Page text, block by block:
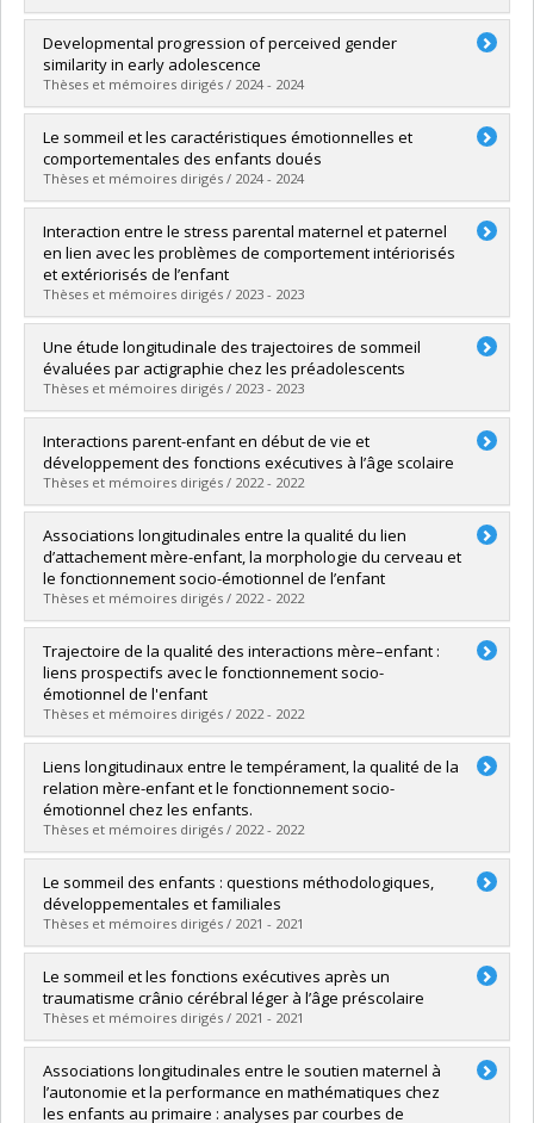
Graduate :Marquis-Brideau, Camille
Cycle :Doctoral
Grade :Ph. D.
Lien vers le document dans Papyrus
Developmental progression of perceived gender
similarity in early adolescence
Thèses et mémoires dirigés / 2024 - 2024
Graduate :Leclerc, Gabrielle
Cycle :Master's
Grade :M. Sc.
Lien vers le document dans Papyrus
Le sommeil et les caractéristiques émotionnelles et
comportementales des enfants doués
Thèses et mémoires dirigés / 2024 - 2024
Graduate :Bastien, Laurianne
Cycle : Doctoral
Grade :Ph. D.
Lien vers le document dans Papyrus
Interaction entre le stress parental maternel et paternel
en lien avec les problèmes de comportement intériorisés
et extériorisés de l’enfant
Thèses et mémoires dirigés / 2023 - 2023
Graduate :Lapolice Thériault, Rose
Cycle :Master's
Grade :M. Sc.
Lien vers le document dans Papyrus
Une étude longitudinale des trajectoires de sommeil
évaluées par actigraphie chez les préadolescents
Thèses et mémoires dirigés / 2023 - 2023
Graduate : Boatswain-Jacques, Anna-Francesca
Cycle :Master's
Grade :M. Sc.
Lien vers le document dans Papyrus
Interactions parent-enfant en début de vie et
développement des fonctions exécutives à l’âge scolaire
Thèses et mémoires dirigés / 2022 - 2022
Graduate :Regueiro, Sophie
Cycle :Doctoral
Grade :Ph. D.
Lien vers le document dans Papyrus
Associations longitudinales entre la qualité du lien
d’attachement mère-enfant, la morphologie du cerveau et
le fonctionnement socio-émotionnel de l’enfant
Thèses et mémoires dirigés / 2022 - 2022
Graduate :Leblanc, Elizabel
Cycle :Doctoral
Grade :Ph. D.
Lien vers le document dans Papyrus
Trajectoire de la qualité des interactions mère–enfant :
liens prospectifs avec le fonctionnement socio-
émotionnel de l'enfant
Thèses et mémoires dirigés / 2022 - 2022
Graduate :Marquis-Brideau, Camille
Cycle :Master's
Grade :M. Sc.
Lien vers le document dans Papyrus
Liens longitudinaux entre le tempérament, la qualité de la
relation mère-enfant et le fonctionnement socio-
émotionnel chez les enfants.
Thèses et mémoires dirigés / 2022 - 2022
Graduate :Sirois, Marie-Soleil
Cycle :Doctoral
Grade :Ph. D.
Lien vers le document dans Papyrus
Le sommeil des enfants : questions méthodologiques,
développementales et familiales
Thèses et mémoires dirigés / 2021 - 2021
Graduate :Tétreault, Émilie
Cycle :Doctoral
Grade :Ph. D.
Lien vers le document dans Papyrus
Le sommeil et les fonctions exécutives après un
traumatisme crânio cérébral léger à l’âge préscolaire
Thèses et mémoires dirigés / 2021 - 2021
Graduate :Landry-Roy, Catherine
Cycle :Doctoral
Grade :Ph. D.
Associations longitudinales entre le soutien maternel à
l’autonomie et la performance en mathématiques chez
les enfants au primaire : analyses par courbes de